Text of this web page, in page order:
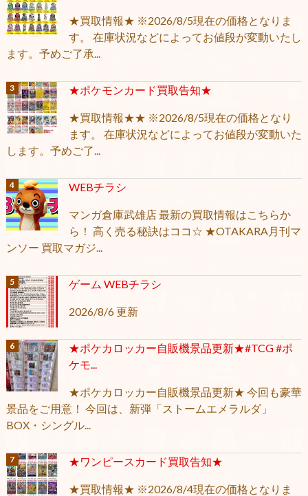
★買取情報★ ※2026/8/5現在の価格となりま
す。 在庫状況などによってお値段が変動いたし
ます。予めご了承...
★ポケモンカード買取告知★
★買取情報★★ ※2026/8/5現在の価格となり
ます。 在庫状況などによってお値段が変動いた
します。予めご了...
WEBチラシ
マンガ倉庫武雄店 最新の買取情報はこちらか
ら！ 高く売る秘訣はココ☆ ★OTAKARA月刊マ
ンソー 買取マガジ...
ゲーム WEBチラシ
2026/8/6 更新
★ポケカロッカー自販機景品更新★#TCG #ポ
ケモ...
★ポケカロッカー自販機景品更新★ 今回も豪華
景品をご用意！ 今回は、新弾「ストームエメラルダ」
BOX・シングル...
★ワンピースカード買取告知★
★買取情報★ ※2026/8/4現在の価格となりま